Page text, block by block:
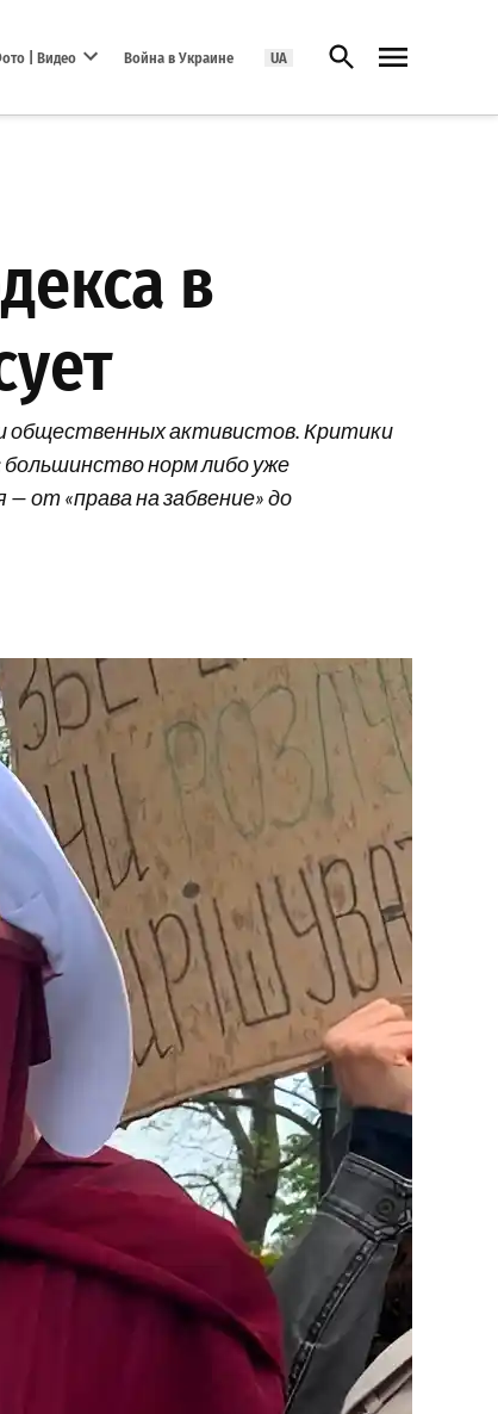
| Видео Война в Украине UA Открыть поиск
в
общественных активистов. Критики
норм либо уже
от «права на забвение» до